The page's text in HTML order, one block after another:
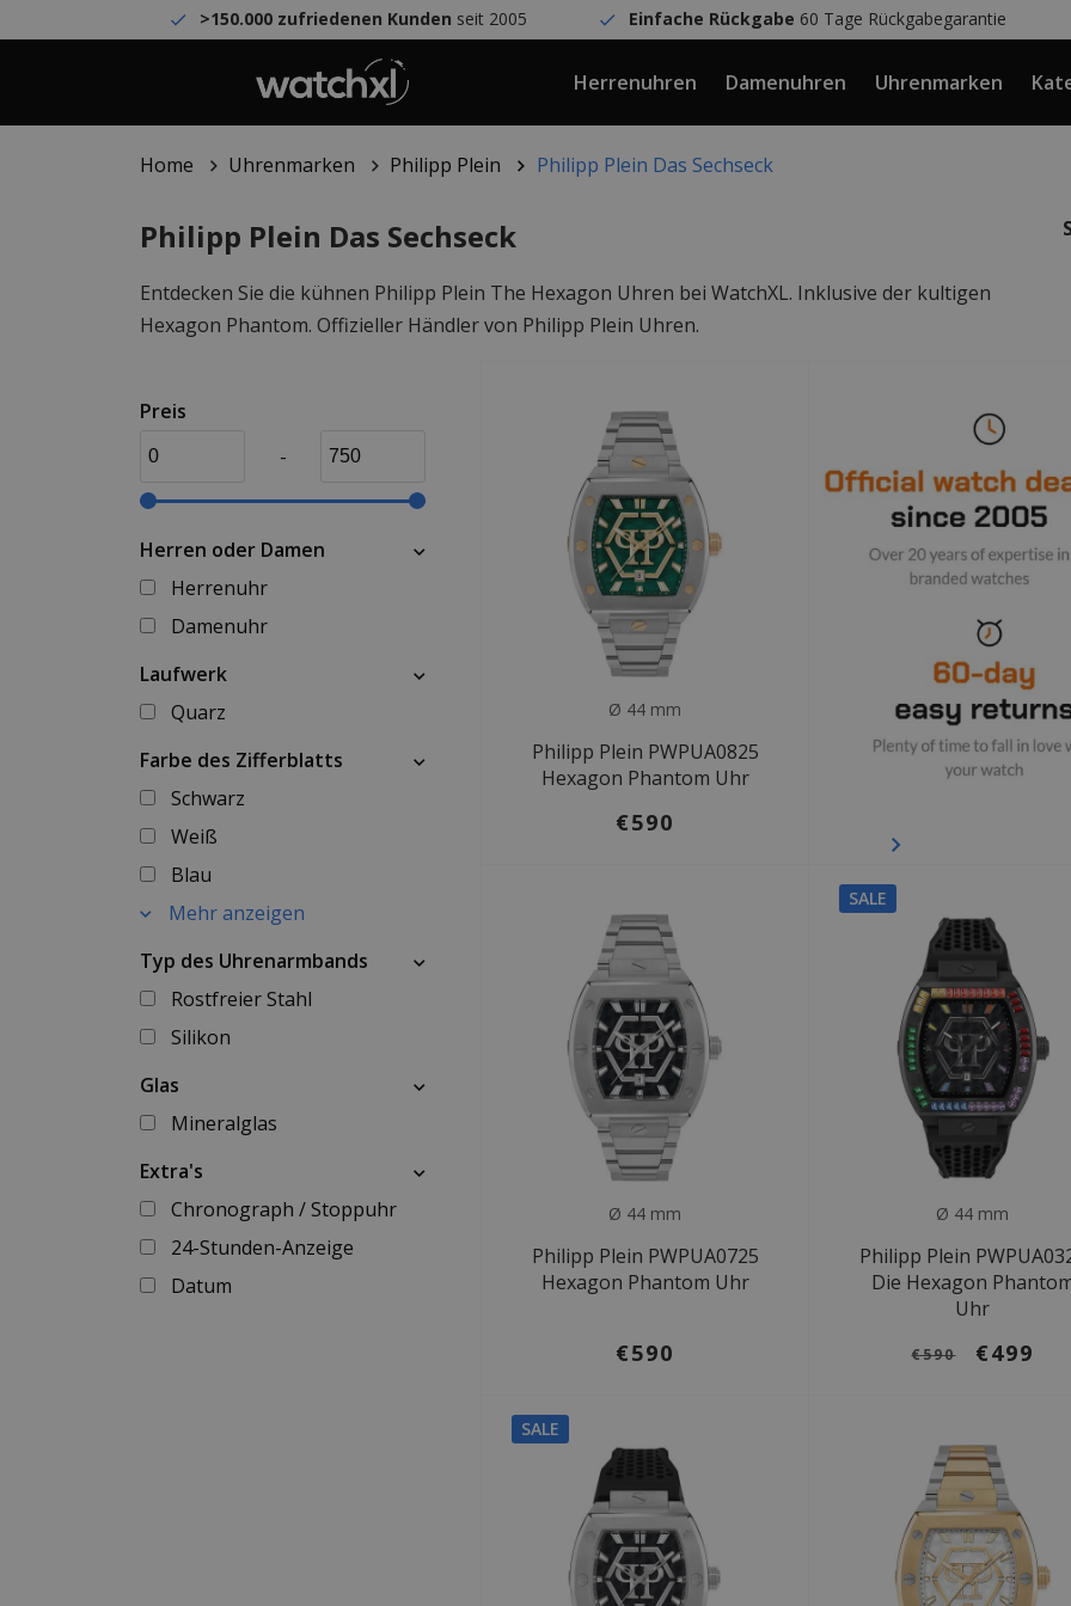
>150.000 zufriedenen Kunden seit 2005 Einfache Rückgabe 60 Tage Rückgabegarantie
Herrenuhren Damenuhren Uhrenmarken
Home Uhrenmarken Philipp Plein Philipp Plein Das Sechseck
Philipp Plein Das Sechseck
Entdecken Sie die kühnen Philipp Plein The Hexagon Uhren bei WatchXL. Inklusive der kultigen
Hexagon Phantom. Offizieller Händler von Philipp Plein Uhren.
Preis
-
Herren oder Damen
Herrenuhr
Damenuhr
Laufwerk
Quarz
Farbe des Zifferblatts
Schwarz
Weiß
Blau
Mehr anzeigen
Typ des Uhrenarmbands
Rostfreier Stahl
Silikon
Glas
Mineralglas
Extra's
Chronograph / Stoppuhr
24-Stunden-Anzeige
Datum
Ø 44 mm
Philipp Plein PWPUA0825
Hexagon Phantom Uhr
€590
Ø 44 mm
Philipp Plein PWPUA0725
Hexagon Phantom Uhr
€590
SALE
Ø 44 mm
Philipp Plein
Die Hexagon
Uhr
€590 €499
SALE